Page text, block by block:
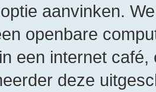
aanvinken.
openbare
een internet
deze